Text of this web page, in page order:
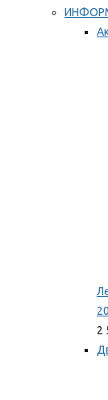
2